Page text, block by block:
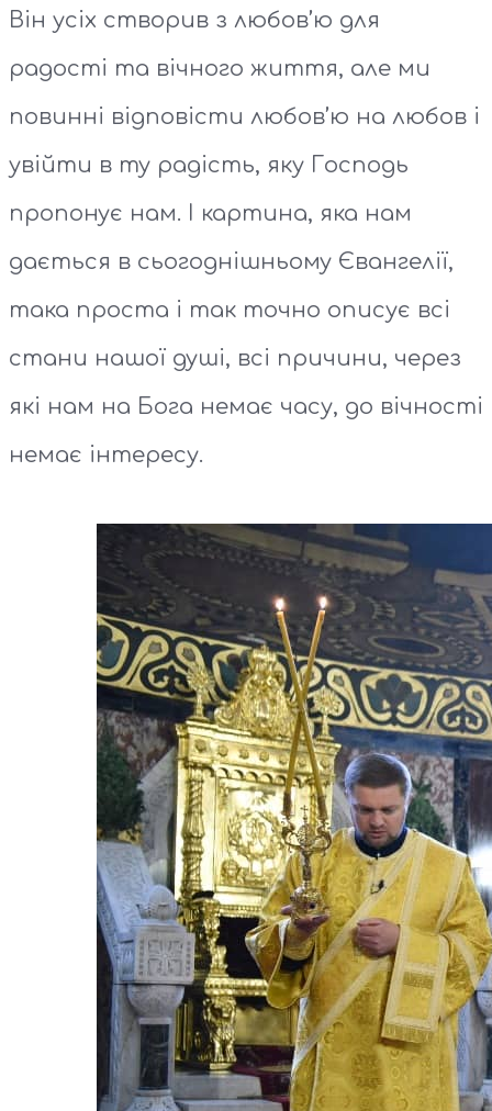
Він усіх створив з любов’ю для
радості та вічного життя, але ми
повинні відповісти любов’ю на любов і
увійти в ту радість, яку Господь
пропонує нам. І картина, яка нам
дається в сьогоднішньому Євангелії,
така проста і так точно описує всі
стани нашої душі, всі причини, через
які нам на Бога немає часу, до вічності
немає інтересу.